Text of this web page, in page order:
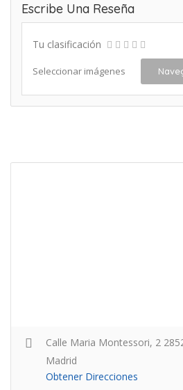
Escribe Una Reseña
Tu clasificación
Seleccionar imágenes
Calle Maria Montessori, 2
Madrid
Obtener Direcciones